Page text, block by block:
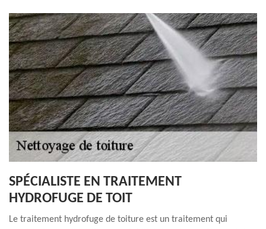
SPÉCIALISTE EN TRAITEMENT
HYDROFUGE DE TOIT
Le traitement hydrofuge de toiture est un traitement qui